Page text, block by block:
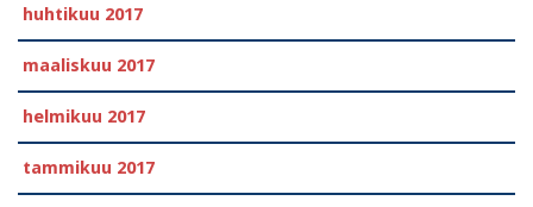
huhtikuu 2017
maaliskuu 2017
helmikuu 2017
tammikuu 2017